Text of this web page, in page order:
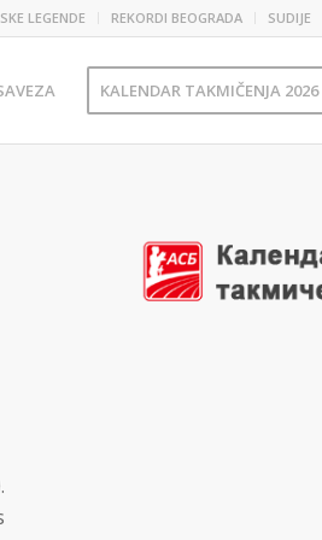
LEGENDE REKORDI BEOGRADA SUDIJE
KALENDAR TAKMIČENJA 2026